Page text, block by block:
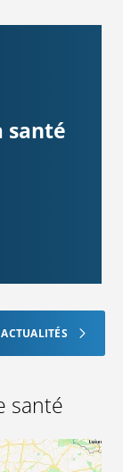
santé
santé